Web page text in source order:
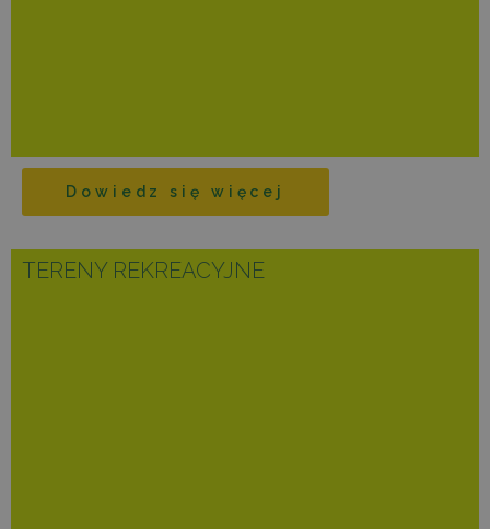
Dowiedz się więcej
TERENY REKREACYJNE